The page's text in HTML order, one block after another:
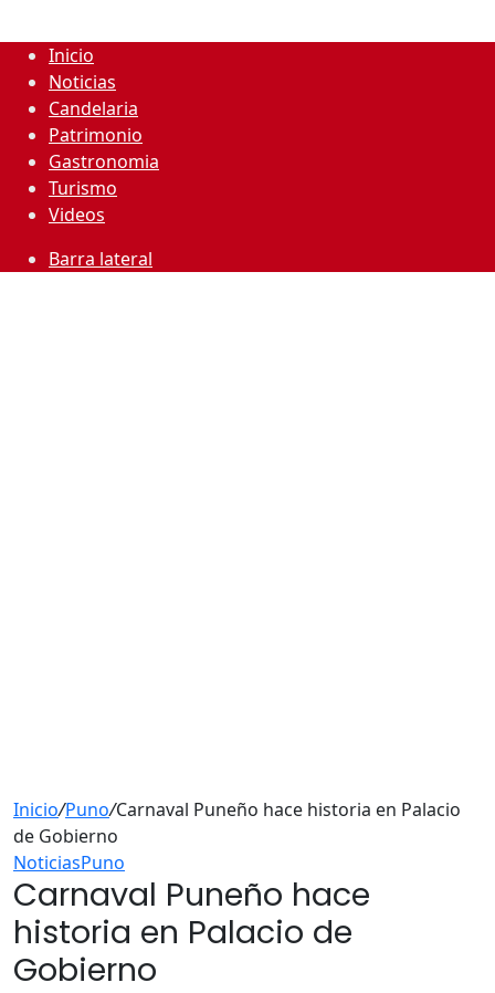
Inicio
Noticias
Candelaria
Patrimonio
Gastronomia
Turismo
Videos
Barra lateral
Inicio/Puno/Carnaval Puneño hace historia en Palacio
de Gobierno
NoticiasPuno
Carnaval Puneño hace
historia en Palacio de
Gobierno